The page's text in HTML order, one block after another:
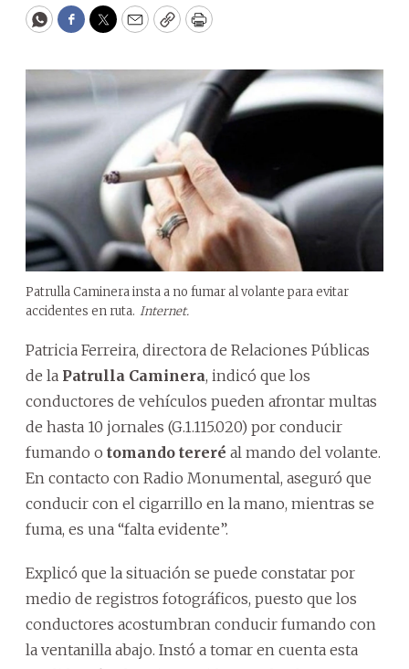
WhatsApp
Facebook
Twitter
EmailCopyPrint
Patrulla Caminera insta a no fumar al volante para evitar
accidentes en ruta. Internet.
Patricia Ferreira, directora de Relaciones Públicas
de la Patrulla Caminera, indicó que los
conductores de vehículos pueden afrontar multas
de hasta 10 jornales (G.1.115.020) por conducir
fumando o tomando tereré al mando del volante.
En contacto con Radio Monumental, aseguró que
conducir con el cigarrillo en la mano, mientras se
fuma, es una “falta evidente”.
Explicó que la situación se puede constatar por
medio de registros fotográficos, puesto que los
conductores acostumbran conducir fumando con
la ventanilla abajo. Instó a tomar en cuenta esta